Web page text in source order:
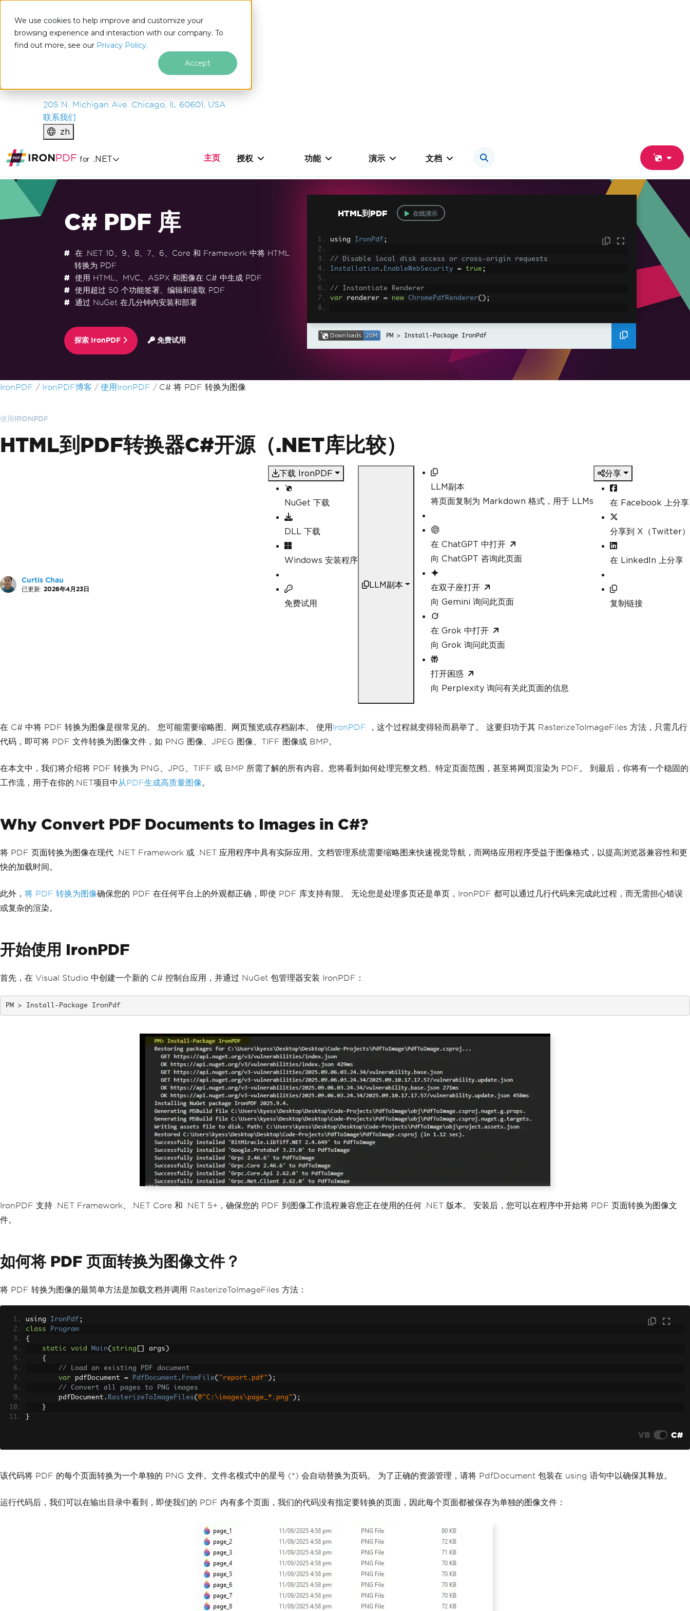
We use cookies to help improve and customize your
browsing experience and interaction with our company. To
find out more, see our Privacy Policy.
Accept
IRONSOFTWARE
产品
企业
205 N. Michigan Ave. Chicago, IL 60601, USA
联系我们
zh
for .NET 主页 授权 功能 演示 文档
C# PDF 库
在 .NET 10、9、8、7、6、Core 和 Framework 中将 HTML
转换为 PDF
使用 HTML、MVC、ASPX 和图像在 C# 中生成 PDF
使用超过 50 个功能签署、编辑和读取 PDF
通过 NuGet 在几分钟内安装和部署
探索 IronPDF 免费试用
HTML到PDF 在线演示
using IronPdf ;
// Disable local disk access or cross-origin requests
Installation . EnableWebSecurity = true ;
// Instantiate Renderer
var renderer = new ChromePdfRenderer();
myAdvancedPdf
Install-Package IronPdf
跳至页脚内容
IronPDF IronPDF博客 使用IronPDF C# 将 PDF 转换为图像
使用IRONPDF
HTML到PDF转换器C#开源（.NET库比较）
Curtis Chau
已更新: 2026年4月23日
下载 IronPDF
NuGet 下载
DLL 下载
Windows 安装程序
免费试用
LLM副本
LLM副本
将页面复制为 Markdown 格式，用于 LLMs
在 ChatGPT 中打开
向 ChatGPT 咨询此页面
在双子座打开
向 Gemini 询问此页面
在 Grok 中打开
向 Grok 询问此页面
打开困惑
向 Perplexity 询问有关此页面的信息
分享
在 Facebook 上分享
分享到 X（Twitter）
在 LinkedIn 上分享
复制链接
在 C# 中将 PDF 转换为图像是很常见的。 您可能需要缩略图、网页预览或存档副本。 使用 IronPDF ，这个过程就变得轻而易举了。 这要归功于其 RasterizeToImageFiles 方法，只需几行
代码，即可将 PDF 文件转换为图像文件，如 PNG 图像、JPEG 图像、TIFF 图像或 BMP。
在本文中，我们将介绍将 PDF 转换为 PNG、JPG、TIFF 或 BMP 所需了解的所有内容。您将看到如何处理完整文档、特定页面范围，甚至将网页渲染为 PDF。 到最后，你将有一个稳固的
工作流，用于在你的.NET项目中 从PDF生成高质量图像。
Why Convert PDF Documents to Images in C#?
将 PDF 页面转换为图像在现代 .NET Framework 或 .NET 应用程序中具有实际应用。文档管理系统需要缩略图来快速视觉导航，而网络应用程序受益于图像格式，以提高浏览器兼容性和更
快的加载时间。
此外， 将 PDF 转换为图像确保您的 PDF 在任何平台上的外观都正确，即使 PDF 库支持有限。 无论您是处理多页还是单页，IronPDF 都可以通过几行代码来完成此过程，而无需担心错误
或复杂的渲染。
开始使用 IronPDF
首先，在 Visual Studio 中创建一个新的 C# 控制台应用，并通过 NuGet 包管理器安装 IronPDF：
Install-Package IronPdf
IronPDF 支持 .NET Framework、.NET Core 和 .NET 5+，确保您的 PDF 到图像工作流程兼容您正在使用的任何 .NET 版本。 安装后，您可以在程序中开始将 PDF 页面转换为图像文
件。
如何将 PDF 页面转换为图像文件？
将 PDF 转换为图像的最简单方法是加载文档并调用 RasterizeToImageFiles 方法：
using IronPdf ;
class
Program
{
static
void Main( string args )
{
// Load an existing PDF document
var pdfDocument = PdfDocument . FromFile( "report.pdf" );
// Convert all pages to PNG images
        pdfDocument
. RasterizeToImageFiles( @"C:\images\page_*.png" );
}
}
VB C#
该代码将 PDF 的每个页面转换为一个单独的 PNG 文件。文件名模式中的星号 (*) 会自动替换为页码。 为了正确的资源管理，请将 PdfDocument 包装在 using 语句中以确保其释放。
运行代码后，我们可以在输出目录中看到，即使我们的 PDF 内有多个页面，我们的代码没有指定要转换的页面，因此每个页面都被保存为单独的图像文件：